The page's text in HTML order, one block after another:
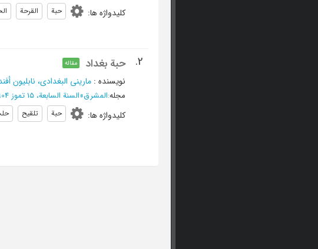
کلیدواژه ها: حبة القرحة
2. حبة بغداد مقاله
نویسنده : مارینی البغدادی، نابلیون
مجله:المشرق»السنة السابعة، 15 تموز 1904 - العدد 14
کلیدواژه ها: حبة تلقیح